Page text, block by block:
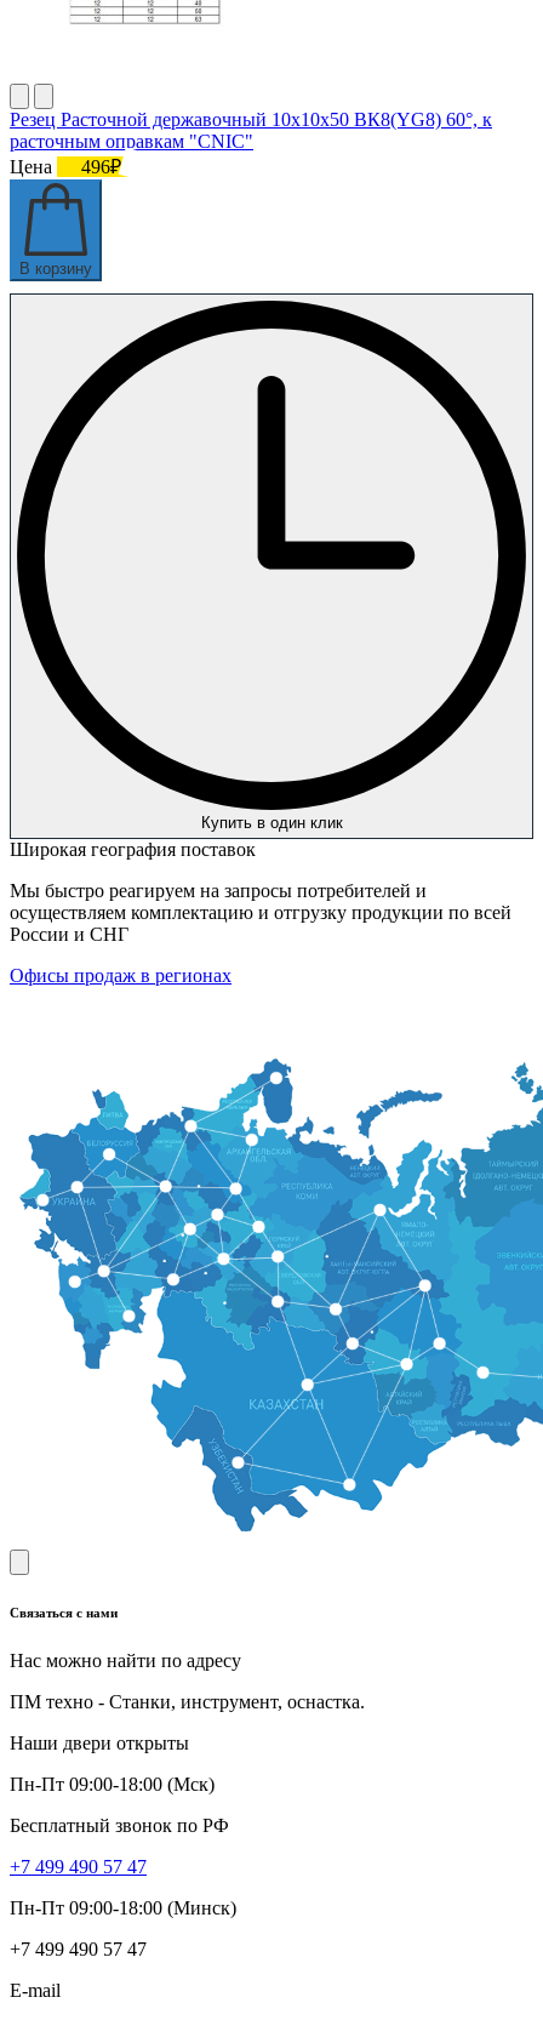
Резец Расточной державочный 10х10х50 ВК8(YG8) 60°, к
расточным оправкам "CNIC"
Цена
496₽
В корзину
Купить в один клик
Широкая география поставок
Мы быстро реагируем на запросы потребителей и
осуществляем комплектацию и отгрузку продукции по всей
России и СНГ
Офисы продаж в регионах
Связаться с нами
Нас можно найти по адресу
ПМ техно - Станки, инструмент, оснастка.
Наши двери открыты
Пн-Пт 09:00-18:00 (Мск)
Бесплатный звонок по РФ
+7 499 490 57 47
Пн-Пт 09:00-18:00 (Минск)
+7 499 490 57 47
E-mail